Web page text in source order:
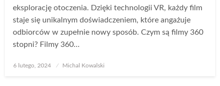
eksplorację otoczenia. Dzięki technologii VR, każdy film
staje się unikalnym doświadczeniem, które angażuje
odbiorców w zupełnie nowy sposób. Czym są filmy 360
stopni? Filmy 360…
Opublikowane
6 lutego, 2024 Michal Kowalski